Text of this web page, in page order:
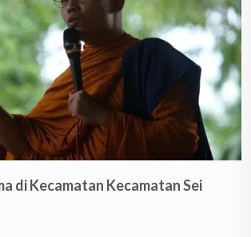
di Kecamatan Kecamatan Sei